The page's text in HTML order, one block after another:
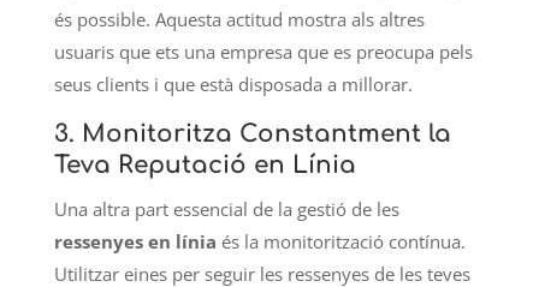
és possible. Aquesta actitud mostra als altres
usuaris que ets una empresa que es preocupa pels
seus clients i que està disposada a millorar.
3. Monitoritza Constantment la
Teva Reputació en Línia
Una altra part essencial de la gestió de les
ressenyes en línia és la monitorització contínua.
Utilitzar eines per seguir les ressenyes de les teves